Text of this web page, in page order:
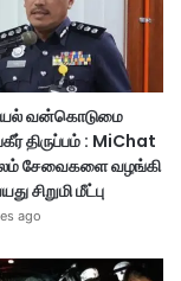
வன்கொடுமை
திருப்பம் : MiChat
சேவைகளை வழங்கி
சிறுமி மீட்பு
ago